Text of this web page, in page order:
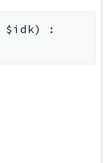
$idk)
: